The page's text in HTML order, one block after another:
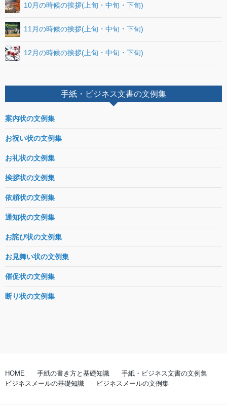
10月の時候の挨拶(上旬・中旬・下旬)
11月の時候の挨拶(上旬・中旬・下旬)
12月の時候の挨拶(上旬・中旬・下旬)
手紙・ビジネス文書の文例集
案内状の文例集
お祝い状の文例集
お礼状の文例集
挨拶状の文例集
依頼状の文例集
通知状の文例集
お詫び状の文例集
お見舞い状の文例集
催促状の文例集
断り状の文例集
HOME 手紙の書き方と基礎知識
手紙・ビジネス文書の文例集
ビジネスメールの基礎知識
ビジネスメールの文例集